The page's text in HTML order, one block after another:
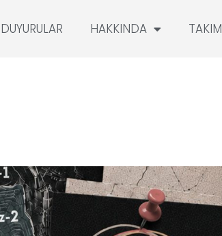
DUYURULAR HAKKINDA TAKIM